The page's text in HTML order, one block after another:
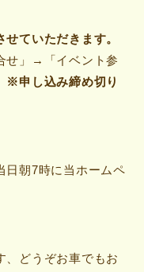
ていただきます。
せ」→「イベント参
※申し込み締め切り
朝7時に当ホームペ
どうぞお車でもお